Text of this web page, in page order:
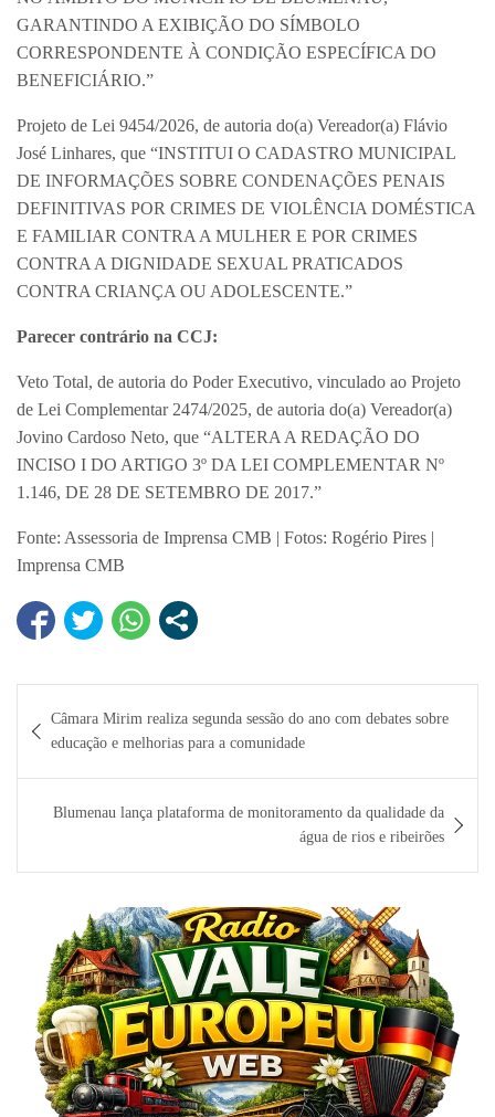
GARANTINDO A EXIBIÇÃO DO SÍMBOLO
CORRESPONDENTE À CONDIÇÃO ESPECÍFICA DO
BENEFICIÁRIO.”
Projeto de Lei 9454/2026, de autoria do(a) Vereador(a) Flávio
José Linhares, que “INSTITUI O CADASTRO MUNICIPAL
DE INFORMAÇÕES SOBRE CONDENAÇÕES PENAIS
DEFINITIVAS POR CRIMES DE VIOLÊNCIA DOMÉSTICA
E FAMILIAR CONTRA A MULHER E POR CRIMES
CONTRA A DIGNIDADE SEXUAL PRATICADOS
CONTRA CRIANÇA OU ADOLESCENTE.”
Parecer contrário na CCJ:
Veto Total, de autoria do Poder Executivo, vinculado ao Projeto
de Lei Complementar 2474/2025, de autoria do(a) Vereador(a)
Jovino Cardoso Neto, que “ALTERA A REDAÇÃO DO
INCISO I DO ARTIGO 3º DA LEI COMPLEMENTAR Nº
1.146, DE 28 DE SETEMBRO DE 2017.”
Fonte: Assessoria de Imprensa CMB | Fotos: Rogério Pires |
Imprensa CMB
de
Post
Câmara Mirim realiza segunda sessão do ano com debates sobre
educação e melhorias para a comunidade
Blumenau lança plataforma de monitoramento da qualidade da
água de rios e ribeirões